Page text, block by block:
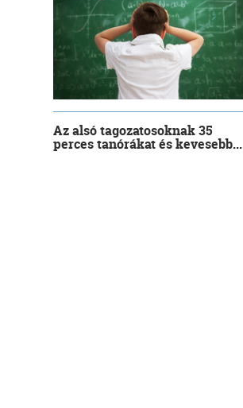
Az alsó tagozatosoknak 35
perces tanórákat és kevesebb...